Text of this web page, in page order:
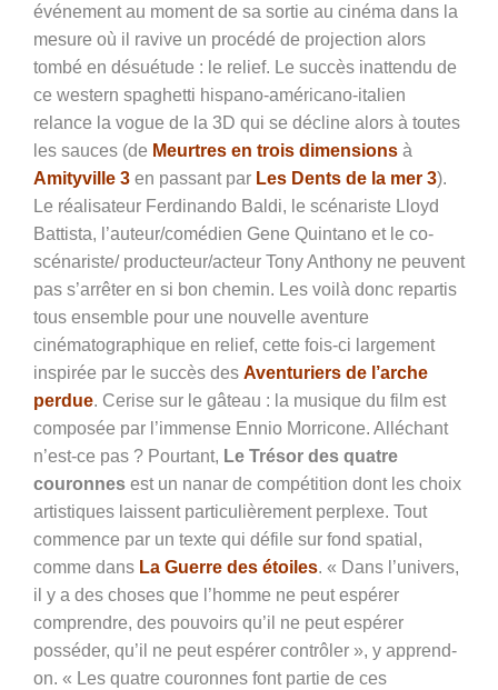
événement au moment de sa sortie au cinéma dans la
mesure où il ravive un procédé de projection alors
tombé en désuétude : le relief. Le succès inattendu de
ce western spaghetti hispano-américano-italien
relance la vogue de la 3D qui se décline alors à toutes
les sauces (de Meurtres en trois dimensions à
Amityville 3 en passant par Les Dents de la mer 3).
Le réalisateur Ferdinando Baldi, le scénariste Lloyd
Battista, l’auteur/comédien Gene Quintano et le co-
scénariste/ producteur/acteur Tony Anthony ne peuvent
pas s’arrêter en si bon chemin. Les voilà donc repartis
tous ensemble pour une nouvelle aventure
cinématographique en relief, cette fois-ci largement
inspirée par le succès des Aventuriers de l’arche
perdue. Cerise sur le gâteau : la musique du film est
composée par l’immense Ennio Morricone. Alléchant
n’est-ce pas ? Pourtant, Le Trésor des quatre
couronnes est un nanar de compétition dont les choix
artistiques laissent particulièrement perplexe. Tout
commence par un texte qui défile sur fond spatial,
comme dans La Guerre des étoiles. « Dans l’univers,
il y a des choses que l’homme ne peut espérer
comprendre, des pouvoirs qu’il ne peut espérer
posséder, qu’il ne peut espérer contrôler », y apprend-
on. « Les quatre couronnes font partie de ces